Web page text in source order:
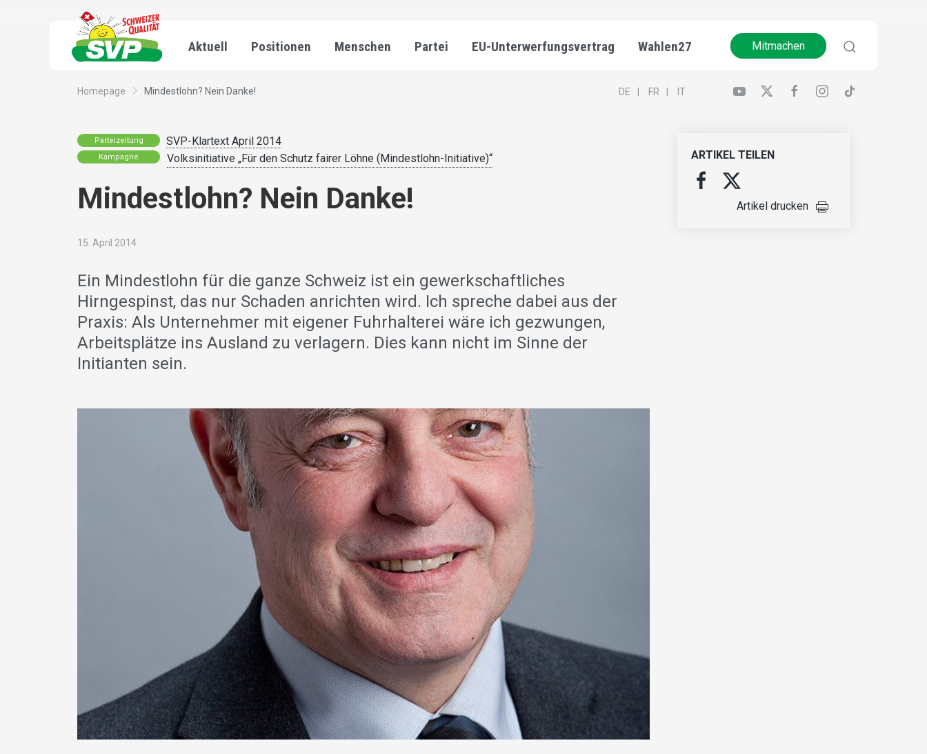
Aktuell Positionen Menschen Partei EU-Unterwerfungsvertrag Wahlen27 Mitmachen
Homepage Mindestlohn? Nein Danke! DE FR IT
Parteizeitung SVP-Klartext April 2014
Kampagne Volksinitiative „Für den Schutz fairer Löhne (Mindestlohn-Initiative)“
Mindestlohn? Nein Danke!
15. April 2014
Ein Mindestlohn für die ganze Schweiz ist ein gewerkschaftliches
Hirngespinst, das nur Schaden anrichten wird. Ich spreche dabei aus der
Praxis: Als Unternehmer mit eigener Fuhrhalterei wäre ich gezwungen,
Arbeitsplätze ins Ausland zu verlagern. Dies kann nicht im Sinne der
Initianten sein.
ARTIKEL TEILEN
Artikel drucken